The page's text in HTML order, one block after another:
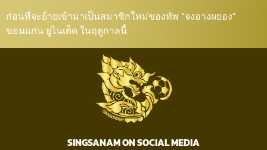
ก่อนที่จะย้ายเข้ามาเป็นสมาชิกใหม่ของทัพ “จงอางผยอง”
ขอนแก่น ยูไนเต็ด ในฤดูกาลนี้
SINGSANAM ON SOCIAL MEDIA